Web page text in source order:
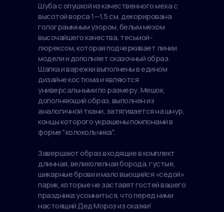
Шуба с опушкой из качественного меха с
высотой ворса 1—1,5 см, декорирована
голограммным узором, белым мехом
высочайшего качества, тесьмой-
люрексом, которая подчеркивает линии
модели и дополняет сказочный образ.
Шапка и варежки выполнены в едином
дизайне костюма и являются
универсальными по размеру. Мешок,
дополняющий образ, выполнен из
аналогичной ткани, затягивается на шнур,
концы которого украшены помпонами в
форме "колокольчика".
Завершают образ входящие в комплект
длинная, великолепная борода, густые,
шикарные брови и мало вьющийся «седой»
парик, которые не заставят гостей вашего
праздника усомниться, что перед ними
настоящий Дед Мороз из сказки!